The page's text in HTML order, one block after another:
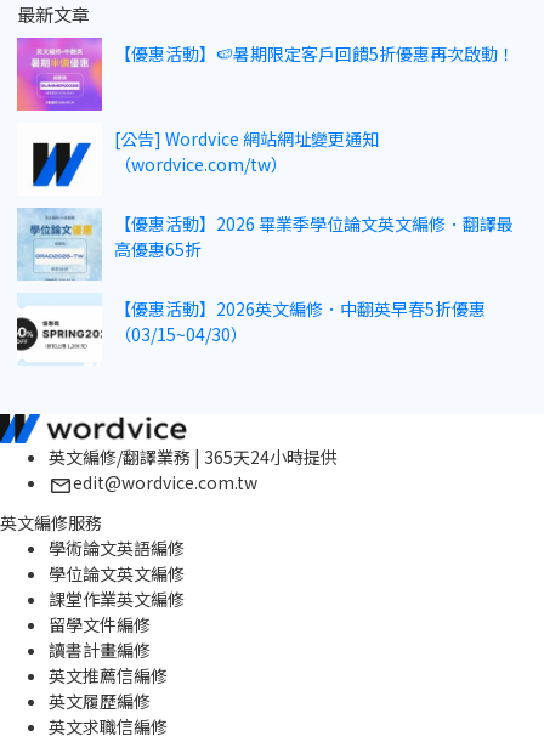
最新文章
【優惠活動】🍉暑期限定客戶回饋5折優惠再次啟動！
[公告] Wordvice 網站網址變更通知
（wordvice.com/tw）
【優惠活動】2026 畢業季學位論文英文編修．翻譯最
高優惠65折
【優惠活動】2026英文編修．中翻英早春5折優惠
（03/15~04/30）
英文編修/翻譯業務 | 365天24小時提供
edit@wordvice.com.tw
英文編修服務
學術論文英語編修
學位論文英文編修
課堂作業英文編修
留學文件編修
讀書計畫編修
英文推薦信編修
英文履歷編修
英文求職信編修